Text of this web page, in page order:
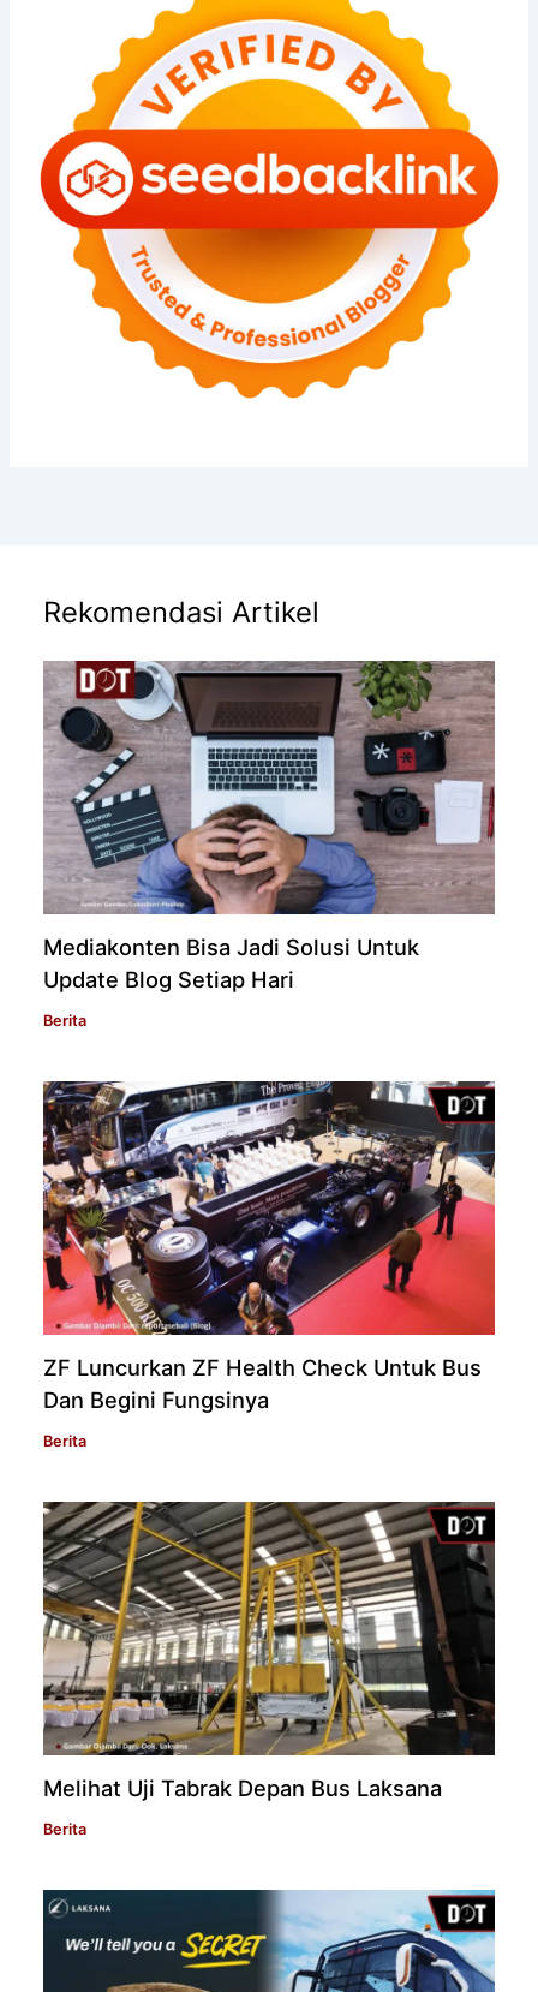
Rekomendasi Artikel
Mediakonten Bisa Jadi Solusi Untuk
Update Blog Setiap Hari
Berita
ZF Luncurkan ZF Health Check Untuk Bus
Dan Begini Fungsinya
Berita
Melihat Uji Tabrak Depan Bus Laksana
Berita